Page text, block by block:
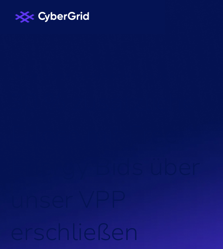
P P
erschließen